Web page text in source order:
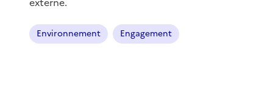
Environnement Engagement